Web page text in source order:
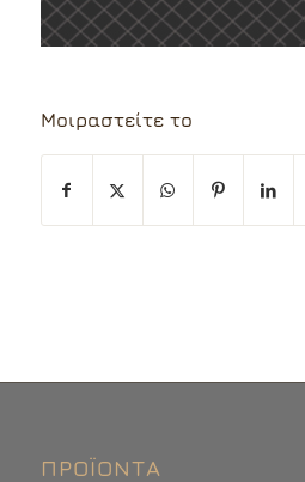
Μοιραστείτε το
ΠΡΟΪΌΝΤΑ